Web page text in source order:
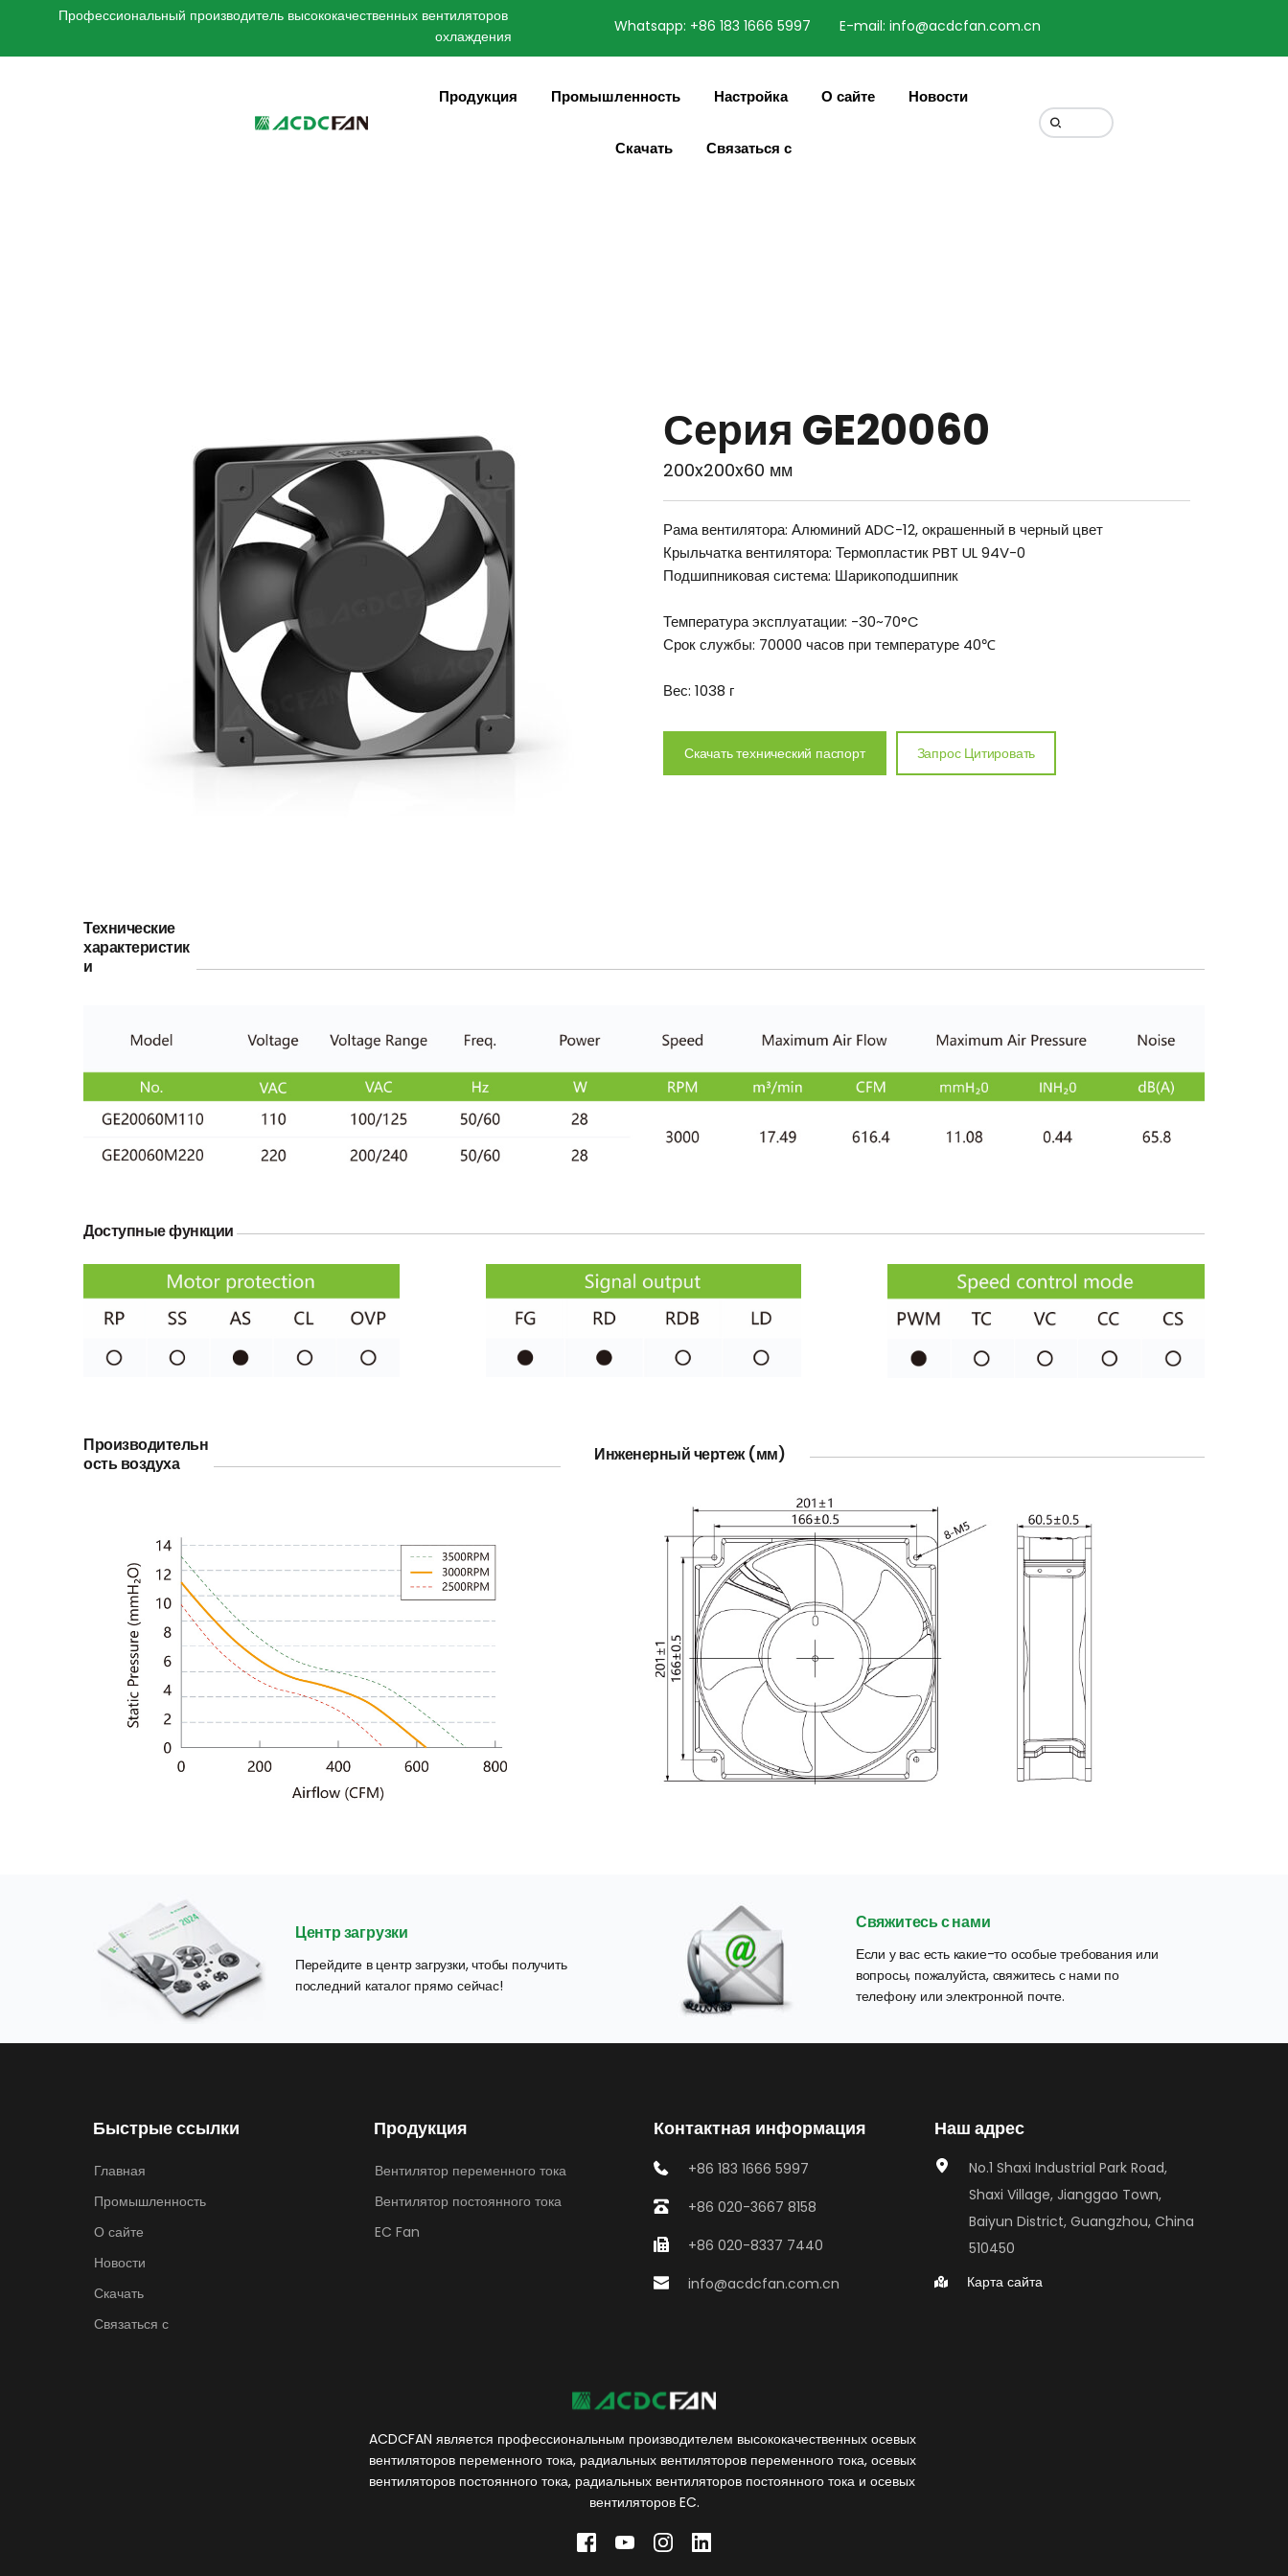
We've detected you might be speaking a different
language. Do you want to change to:
Профессиональный производитель высококачественных вентиляторов
охлаждения
Whatsapp: +86 183 1666 5997 E-mail: info@acdcfan.com.cn
Продукция Промышленность Настройка О сайте Новости
Скачать Связаться с
Серия GE20060
200x200x60 мм
Рама вентилятора: Алюминий ADC-12, окрашенный в черный цвет
Крыльчатка вентилятора: Термопластик PBT UL 94V-0
Подшипниковая система: Шарикоподшипник
Температура эксплуатации: -30~70°C
Срок службы: 70000 часов при температуре 40℃
Вес: 1038 г
Скачать технический паспорт Запрос Цитировать
Технические
характеристик
и
Доступные функции
Производительн
ость воздуха
Инженерный чертеж (мм)
Центр загрузки
Перейдите в центр загрузки, чтобы получить
последний каталог прямо сейчас!
Свяжитесь с нами
Если у вас есть какие-то особые требования или
вопросы, пожалуйста, свяжитесь с нами по
телефону или электронной почте.
Быстрые ссылки
Главная
Промышленность
О сайте
Новости
Скачать
Связаться с
Продукция
Вентилятор переменного тока
Вентилятор постоянного тока
EC Fan
Контактная информация
+86 183 1666 5997
+86 020-3667 8158
+86 020-8337 7440
info@acdcfan.com.cn
Наш адрес
No.1 Shaxi Industrial Park Road,
Shaxi Village, Jianggao Town,
Baiyun District, Guangzhou, China
510450
Карта сайта
ACDCFAN является профессиональным производителем высококачественных осевых
вентиляторов переменного тока, радиальных вентиляторов переменного тока, осевых
вентиляторов постоянного тока, радиальных вентиляторов постоянного тока и осевых
вентиляторов EC.